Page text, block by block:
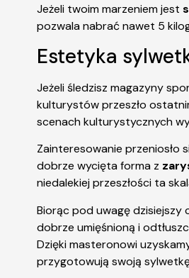
Jeżeli twoim marzeniem jest
pozwala nabrać nawet 5
Estetyka
Jeżeli śledzisz magazyny
kulturystów przeszło
scenach kulturystycznych
Zainteresowanie przeniosło
dobrze wycięta forma z
niedalekiej przeszłości ta
Biorąc pod uwagę dzisiejszy
dobrze umięśnioną i
Dzięki masteronowi
przygotowują swoją